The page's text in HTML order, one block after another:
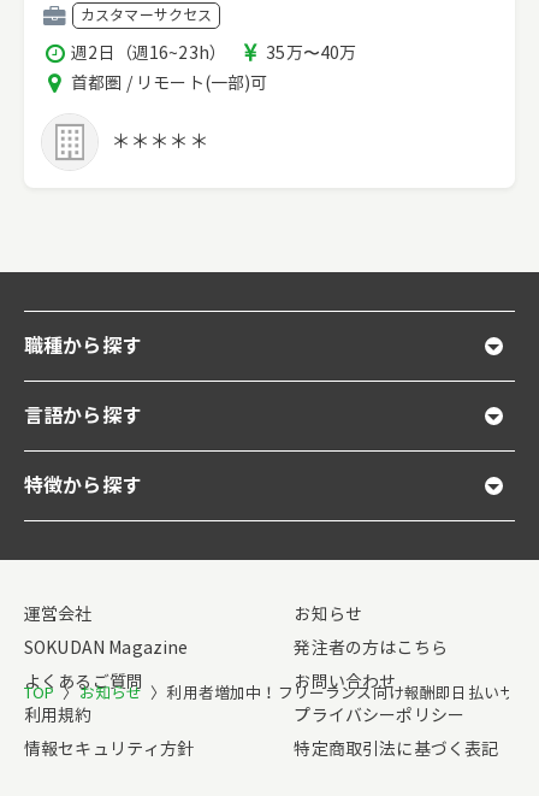
TOP 〉 お知らせ 〉利用者増加中！フリーランス向け報酬即日払いサ
職
種
カスタマーサクセス
稼
働
時
間
週2日（週16~23h）
報
酬
35万〜40万
エ
ア
首都圏 / リモート(一部)可
＊＊＊＊＊
職種から探す
言語から探す
特徴から探す
運営会社
お知らせ
SOKUDAN Magazine
発注者の方はこちら
よくあるご質問
お問い合わせ
利用規約
プライバシーポリシー
情報セキュリティ方針
特定商取引法に基づく表記